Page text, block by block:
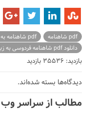
pdf شاهنامه pdf شاهنامه به نثر
دانلود pdf شاهنامه فردوسی به زبان ساده
بازدید: 35536 بازدید
دیدگاه‌ها بسته شده‌اند.
مطالب از سراسر وب